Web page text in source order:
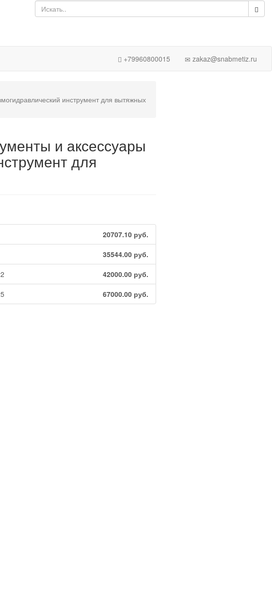
+79960800015 zakaz@snabmetiz.ru
инструмент для вытяжных
и аксессуары
для
20707.10 руб.
35544.00 руб.
42000.00 руб.
67000.00 руб.